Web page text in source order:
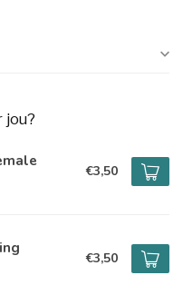
jou?
€3,50
€3,50